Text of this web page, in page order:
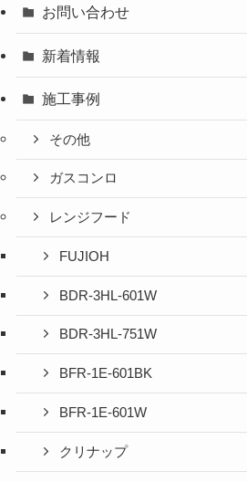
お問い合わせ
新着情報
施工事例
その他
ガスコンロ
レンジフード
FUJIOH
BDR-3HL-601W
BDR-3HL-751W
BFR-1E-601BK
BFR-1E-601W
クリナップ